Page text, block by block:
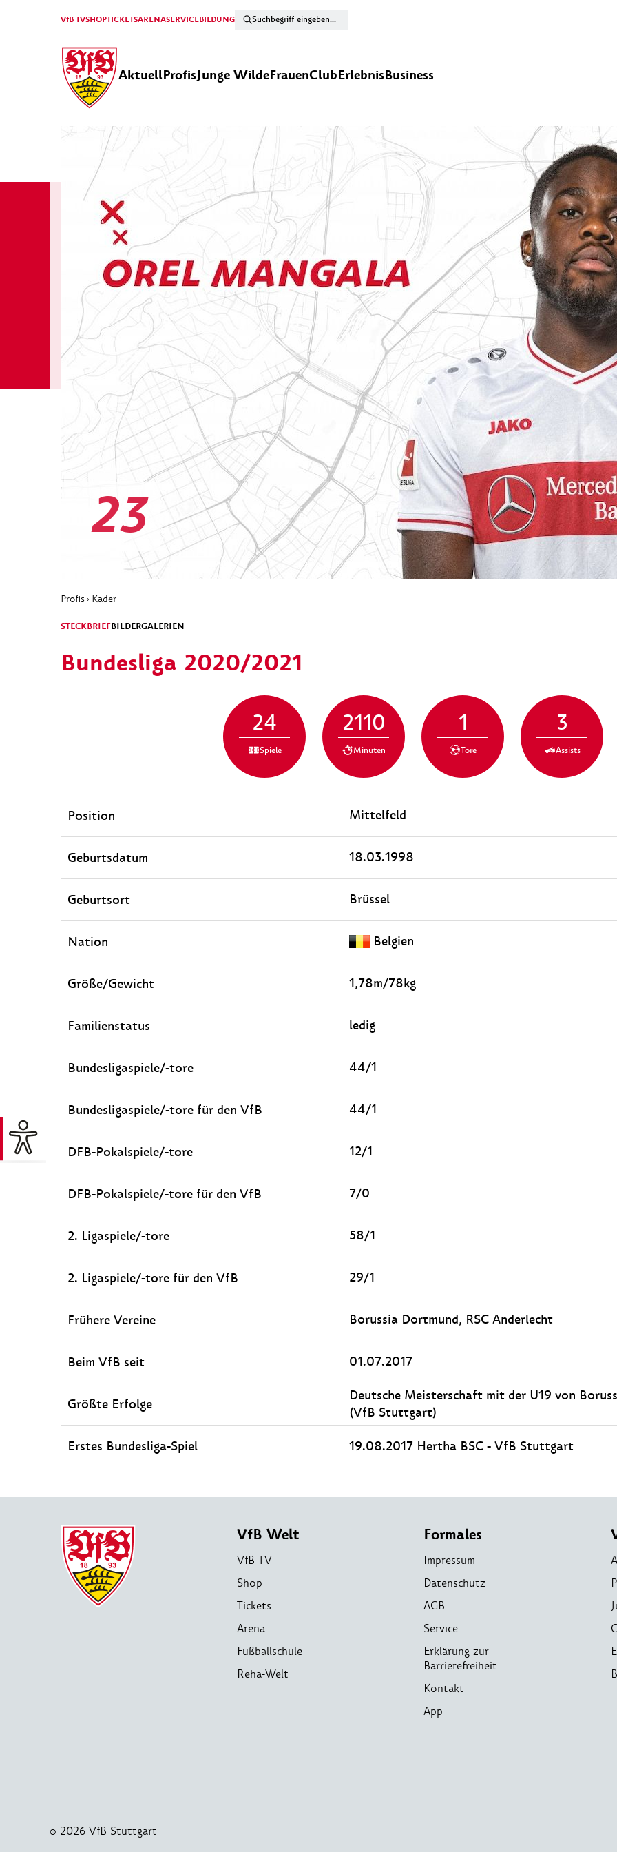
VfB TVSHOPTICKETSARENASERVICEBILDUNG
AktuellProfisJunge WildeFrauenClubErlebnisBusiness
23
Profis › Kader
STECKBRIEFBILDERGALERIEN
Bundesliga 2020/2021
24
Spiele
2110
Minuten
1
Tore
3
Assists
Position Mittelfeld
Geburtsdatum 18.03.1998
Geburtsort Brüssel
Nation Belgien
Größe/Gewicht 1,78m/78kg
Familienstatus ledig
Bundesligaspiele/-tore 44/1
Bundesligaspiele/-tore für den VfB 44/1
DFB-Pokalspiele/-tore 12/1
DFB-Pokalspiele/-tore für den VfB 7/0
2. Ligaspiele/-tore 58/1
2. Ligaspiele/-tore für den VfB 29/1
Frühere Vereine Borussia Dortmund, RSC Anderlecht
Beim VfB seit 01.07.2017
Größte Erfolge
Deutsche Meisterschaft mit der U19 von
(VfB Stuttgart)
Erstes Bundesliga-Spiel 19.08.2017 Hertha BSC - VfB Stuttgart
VfB Welt
VfB TV
Shop
Tickets
Arena
Fußballschule
Reha-Welt
Formales
Impressum
Datenschutz
AGB
Service
Erklärung zur
Barrierefreiheit
Kontakt
App
© 2026 VfB Stuttgart